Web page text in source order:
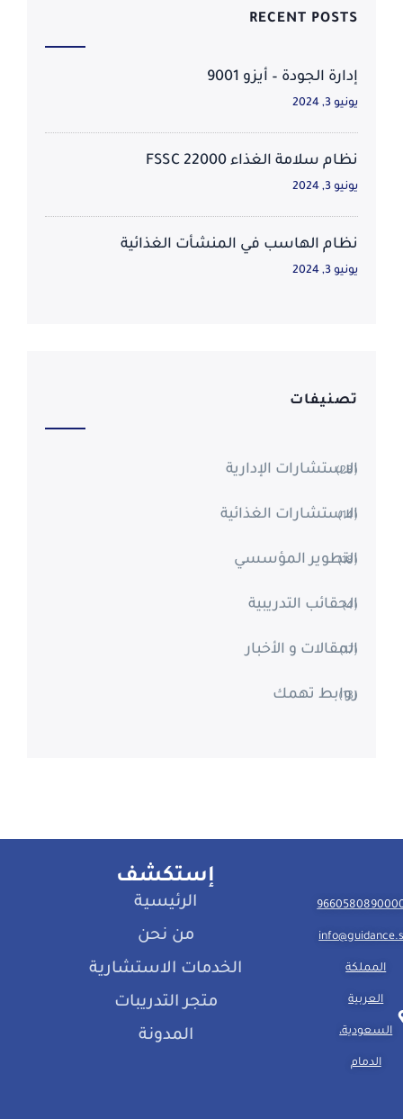
RECENT POSTS
إدارة الجودة – أيزو 9001
يونيو 3, 2024
نظام سلامة الغذاء FSSC 22000
يونيو 3, 2024
نظام الهاسب في المنشأت الغذائية
يونيو 3, 2024
تصنيفات
الاستشارات الإدارية(28)
الاستشارات الغذائية(14)
التطوير المؤسسي(18)
الحقائب التدريبية(4)
المقالات و الأخبار(17)
روابط تهمك(13)
المملكة
العربية
السعودية،
الدمام
إستكشف
الرئيسية
من نحن
الخدمات الاستشارية
متجر التدريبات
المدونة